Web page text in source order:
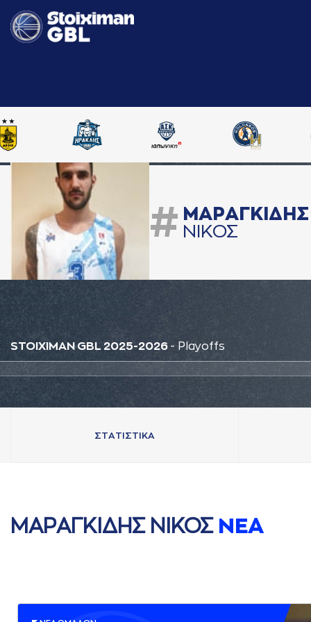
# ΜAΡAΓΚΙΔΗΣ
ΝΙΚΟΣ
STOIXIMAN GBL 2025-2026 - Playoffs
ΣΤAΤΙΣΤΙΚA
ΜAΡAΓΚΙΔΗΣ ΝΙΚΟΣ ΝΕA